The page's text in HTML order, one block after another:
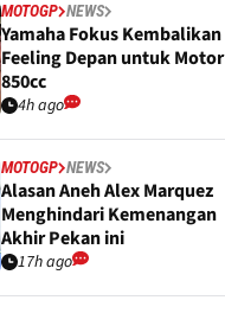
MOTOGP NEWS
Yamaha Fokus Kembalikan
Feeling Depan untuk Motor
850cc
4h ago
MOTOGP NEWS
Alasan Aneh Alex Marquez
Menghindari Kemenangan
Akhir Pekan ini
17h ago